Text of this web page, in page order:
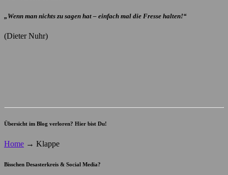
„Wenn man nichts zu sagen hat – einfach mal die Fresse halten!“
(Dieter Nuhr)
Übersicht im Blog verloren? Hier bist Du!
Home → Klappe
Bisschen Desasterkreis & Social Media?